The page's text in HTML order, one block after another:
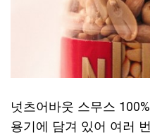
넛츠어바웃 스무스
용기에 담겨 있어 여러